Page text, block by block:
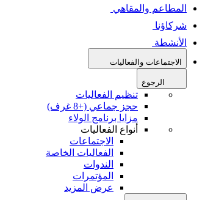
المطاعم والمقاهي
شركاؤنا
الأنشطة
الاجتماعات والفعاليات
الرجوع
تنظيم الفعاليات
حجز جماعي (+8 غرف)
مزايا برنامج الولاء
أنواع الفعاليات
الاجتماعات
الفعاليات الخاصة
الندوات
المؤتمرات
عرض المزيد